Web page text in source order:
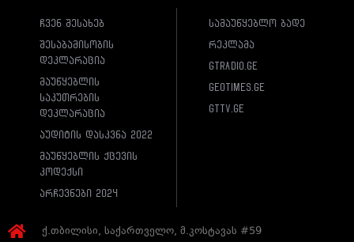
ჩვენ შესახებ
შესაბამისობის
დეკლარაცია
მაუწყებლის
საკუთრების
დეკლარაცია
აუდიტის დასკვნა 2022
მაუწყებლის ქცევის
კოდექსი
არჩევნები 2024
სამაუწყებლო ბადე
რეკლამა
gtradio.ge
geotimes.ge
gttv.ge
ქ.თბილისი, საქართველო, მ.კოსტავას #59